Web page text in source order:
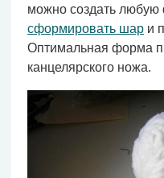
можно создать любую
сформировать шар и
Оптимальная форма
канцелярского ножа.